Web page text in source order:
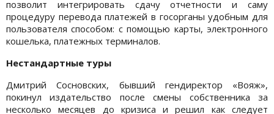
позволит интегрировать сдачу отчетности и саму
процедуру перевода платежей в госорганы удобным для
пользователя способом: с помощью карты, электронного
кошелька, платежных терминалов.
Нестандартные туры
Дмитрий Сосновских, бывший гендиректор «Вояж»,
покинул издательство после смены собственника за
несколько месяцев до кризиса и решил как следует